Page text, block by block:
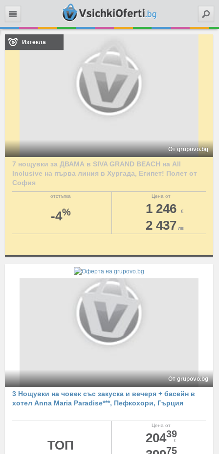
Изтекла
От grupovo.bg
7 нощувки за ДВАМА в SIVA GRAND BEACH на All
Inclusive на първа линия в Хургада, Египет! Полет от
София
Цена от
1 246 €
2 437 лв
отстъпка
-4%
От grupovo.bg
3 Нощувки на човек със закуска и вечеря + басейн в
хотел Anna Maria Paradise***, Пефкохори, Гърция
Цена от
20439
€
75
ТОП